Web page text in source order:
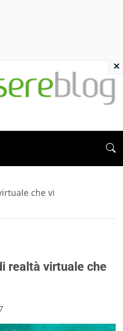
che vi
realtà virtuale che
×